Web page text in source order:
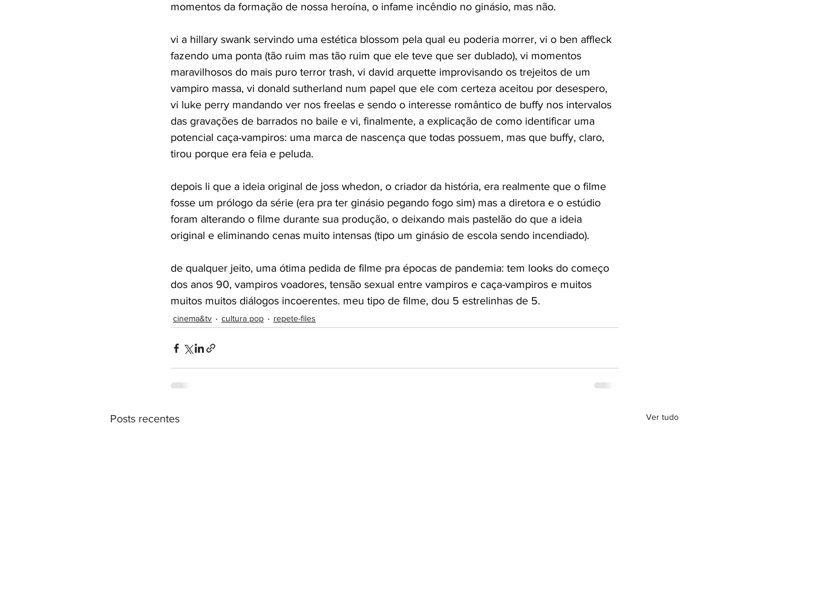
momentos da formação de nossa heroína, o infame incêndio no ginásio, mas não.
vi a hillary swank servindo uma estética blossom pela qual eu poderia morrer, vi o ben affleck
fazendo uma ponta (tão ruim mas tão ruim que ele teve que ser dublado), vi momentos
maravilhosos do mais puro terror trash, vi david arquette improvisando os trejeitos de um
vampiro massa, vi donald sutherland num papel que ele com certeza aceitou por desespero,
vi luke perry mandando ver nos freelas e sendo o interesse romântico de buffy nos intervalos
das gravações de barrados no baile e vi, finalmente, a explicação de como identificar uma
potencial caça-vampiros: uma marca de nascença que todas possuem, mas que buffy, claro,
tirou porque era feia e peluda.
depois li que a ideia original de joss whedon, o criador da história, era realmente que o filme
fosse um prólogo da série (era pra ter ginásio pegando fogo sim) mas a diretora e o estúdio
foram alterando o filme durante sua produção, o deixando mais pastelão do que a ideia
original e eliminando cenas muito intensas (tipo um ginásio de escola sendo incendiado).
de qualquer jeito, uma ótima pedida de filme pra épocas de pandemia: tem looks do começo
dos anos 90, vampiros voadores, tensão sexual entre vampiros e caça-vampiros e muitos
muitos muitos diálogos incoerentes. meu tipo de filme, dou 5 estrelinhas de 5.
cinema&tv cultura pop repete-files
Posts recentes Ver tudo